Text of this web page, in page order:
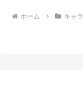
ホーム キャラ